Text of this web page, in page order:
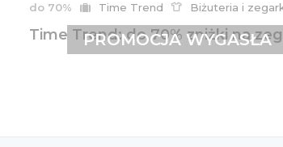
do 70% Time Trend Biżuteria i
Time Trend: do 70% zniżki na
PROMOCJA WYGASŁA